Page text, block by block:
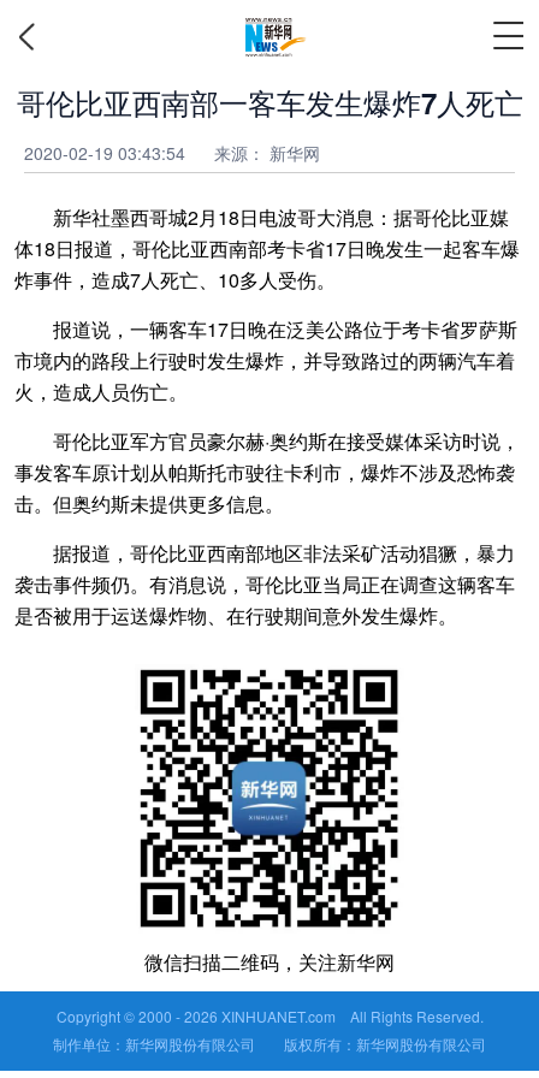
哥伦比亚西南部一客车发生爆炸7人死亡
2020-02-19 03:43:54 来源： 新华网
新华社墨西哥城2月18日电波哥大消息：据哥伦比亚媒
体18日报道，哥伦比亚西南部考卡省17日晚发生一起客车爆
炸事件，造成7人死亡、10多人受伤。
报道说，一辆客车17日晚在泛美公路位于考卡省罗萨斯
市境内的路段上行驶时发生爆炸，并导致路过的两辆汽车着
火，造成人员伤亡。
哥伦比亚军方官员豪尔赫·奥约斯在接受媒体采访时说，
事发客车原计划从帕斯托市驶往卡利市，爆炸不涉及恐怖袭
击。但奥约斯未提供更多信息。
据报道，哥伦比亚西南部地区非法采矿活动猖獗，暴力
袭击事件频仍。有消息说，哥伦比亚当局正在调查这辆客车
是否被用于运送爆炸物、在行驶期间意外发生爆炸。
微信扫描二维码，关注新华网
Copyright © 2000 -2026 XINHUANET.com All Rights Reserved.
制作单位：新华网股份有限公司 版权所有：新华网股份有限公司